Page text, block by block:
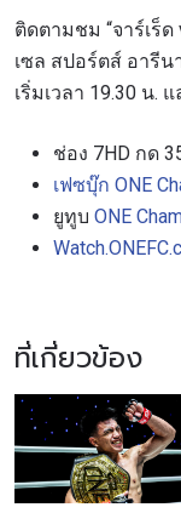
ติดตามชม “จาร์เร็
เซล สปอร์ตส์ อารี
เริ่มเวลา 19.30 น.
ช่อง 7HD กด
เฟซบุ๊ก ONE
ยูทูบ ONE
ที่เกี่ยวข้อง